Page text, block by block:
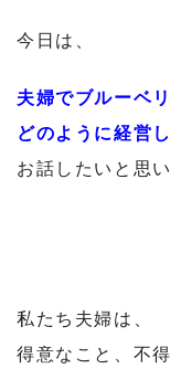
今日は、
夫婦でブルーベ
どのように経営
お話したいと思い
私たち夫婦は、
得意なこと、不